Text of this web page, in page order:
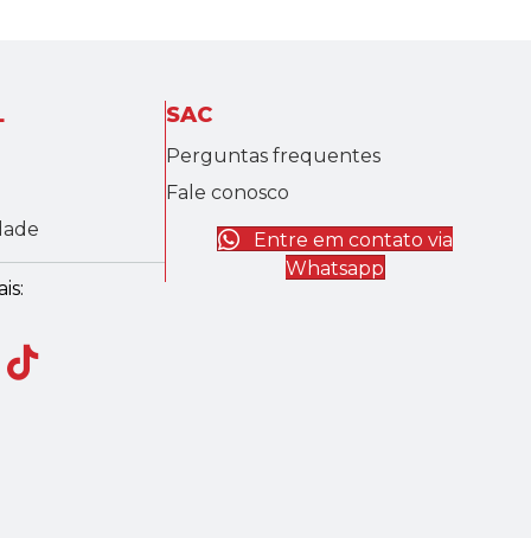
SAC
Perguntas frequentes
Fale conosco
Entre em contato via
Whatsapp